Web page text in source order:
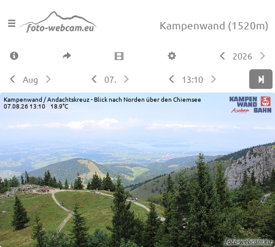
Kampenwand (1520m)
2026
Aug 07. 13:10
Kampenwand / Andachtskreuz - Blick nach Norden über den Chiemsee
07.08.26 13:10 18.9°C